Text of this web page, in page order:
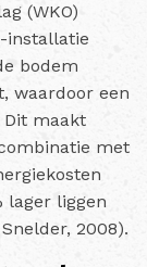
(WKO)
installatie
bodem
waardoor een
Dit maakt
met
lager liggen
2008).